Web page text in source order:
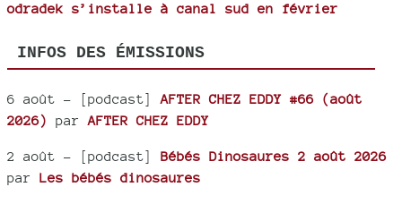
odradek s’installe à canal sud en février
INFOS DES ÉMISSIONS
6 août - [podcast] AFTER CHEZ EDDY #66 (août
2026)
par AFTER CHEZ EDDY
2 août - [podcast] Bébés Dinosaures 2 août 2026
par Les bébés dinosaures